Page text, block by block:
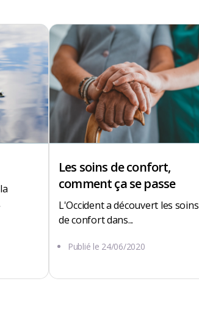
Les soins de confort,
comment ça se passe
L'Occident a découvert les soins
de confort dans...
Publié le 24/06/2020